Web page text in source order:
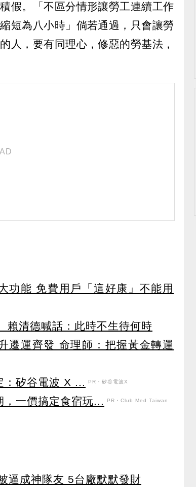
假。「不區分情形讓勞工連續工作
短為八小時」倘若通過，只會讓勞
人，要有同理心，修惡的勞基法，
功能 免費用戶「這好康」不能用
賴清德喊話：此時不生待何時
遷運齊發 命理師：把握黃金轉運
矽谷電波 X ...
PR・矽谷電波X
一價搞定食宿玩... PR・Club Med Taiwan
逼成神隊友 5台廠默默發財